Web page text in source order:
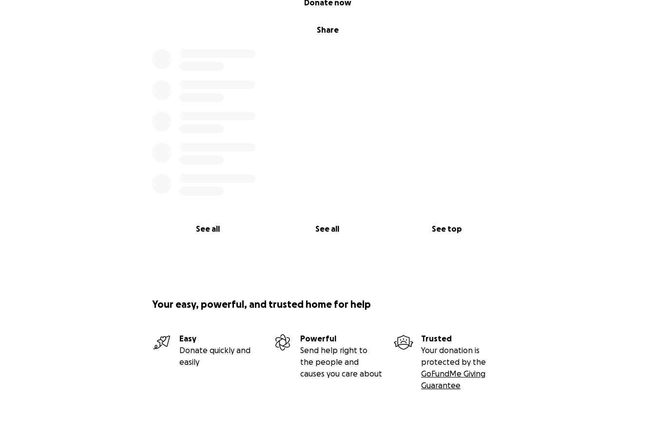
Share
Donate now
See all See all See top
Your easy, powerful, and trusted home for help
Easy
Donate quickly and
easily
Powerful
Send help right to
the people and
causes you care about
Trusted
Your donation is
protected by the
GoFundMe Giving
Guarantee